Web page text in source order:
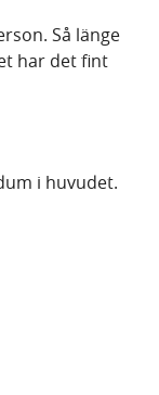
Så länge
har det fint
i huvudet.